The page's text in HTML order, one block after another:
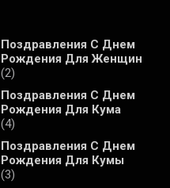
Поздравления С Днем
Рождения Для Женщин
(2)
Поздравления С Днем
Рождения Для Кума
(4)
Поздравления С Днем
Рождения Для Кумы
(3)